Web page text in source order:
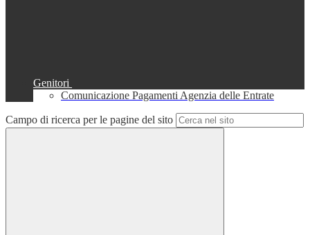
Genitori
Comunicazione Pagamenti Agenzia delle Entrate
Campo di ricerca per le pagine del sito